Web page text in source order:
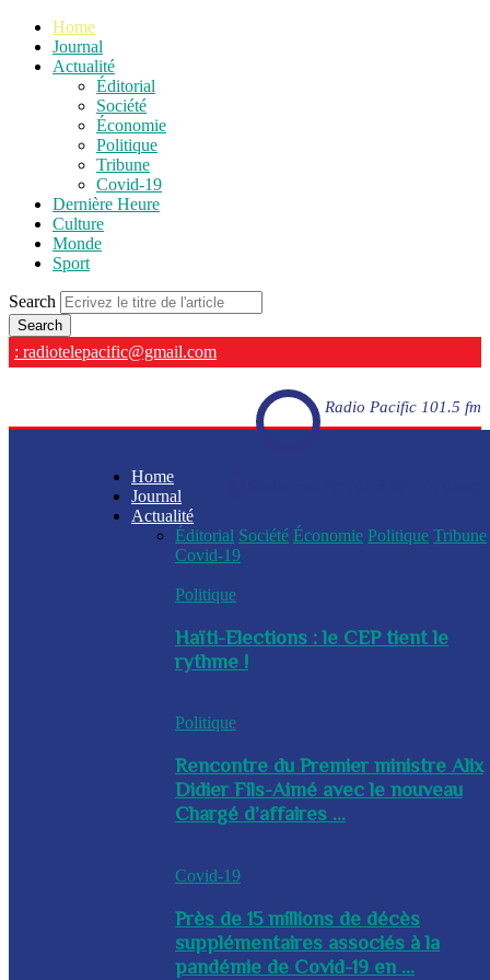
Home
Journal
Actualité
Éditorial
Société
Économie
Politique
Tribune
Covid-19
Dernière Heure
Culture
Monde
Sport
Search
: radiotelepacific@gmail.com
Radio Pacific 101.5 fm
Home
Journal
Actualité
Éditorial Société Économie Politique Tribune
Covid-19
Politique
Haïti-Elections : le CEP tient le
rythme !
Politique
Rencontre du Premier ministre Alix
Didier Fils-Aimé avec le nouveau
Chargé d’affaires ...
Covid-19
Près de 15 millions de décès
supplémentaires associés à la
pandémie de Covid-19 en ...